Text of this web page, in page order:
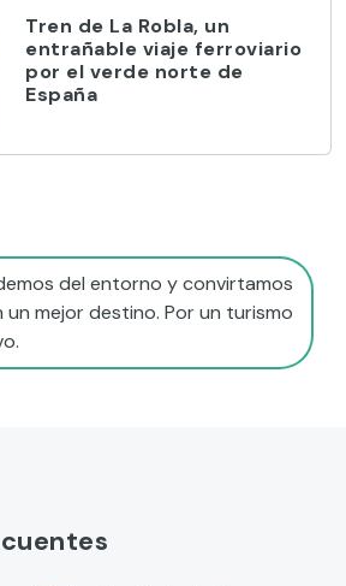
Tren de La Robla, un
entrañable viaje ferroviario
por el verde norte de
España
del entorno y convirtamos
un mejor destino. Por un turismo